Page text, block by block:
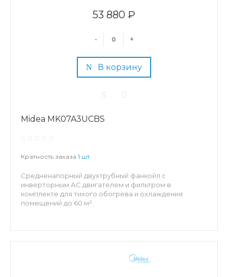
53 880 ₽
- +
В корзину
Midea MK07A3UCBS
Кратность заказа 1 шт
Средненапорный двухтрубный фанкойл с
инверторным АС двигателем и фильтром в
комплекте для тихого обогрева и охлаждения
помещений до 60 м².